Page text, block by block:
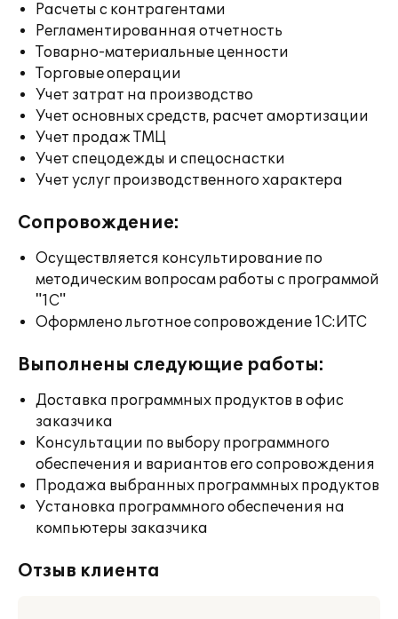
Расчеты с контрагентами
Регламентированная отчетность
Товарно-материальные ценности
Торговые операции
Учет затрат на производство
Учет основных средств, расчет амортизации
Учет продаж ТМЦ
Учет спецодежды и спецоснастки
Учет услуг производственного характера
Сопровождение:
Осуществляется консультирование по
методическим вопросам работы с программой
"1С"
Оформлено льготное сопровождение 1С:ИТС
Выполнены следующие работы:
Доставка программных продуктов в офис
заказчика
Консультации по выбору программного
обеспечения и вариантов его сопровождения
Продажа выбранных программных продуктов
Установка программного обеспечения на
компьютеры заказчика
Отзыв клиента